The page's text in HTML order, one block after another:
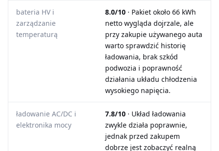
bateria HV i
zarządzanie
temperaturą
8.0/10 · Pakiet około 66 kWh
netto wygląda dojrzale, ale
przy zakupie używanego auta
warto sprawdzić historię
ładowania, brak szkód
podwozia i poprawność
działania układu chłodzenia
wysokiego napięcia.
ładowanie AC/DC i
elektronika mocy
7.8/10 · Układ ładowania
zwykle działa poprawnie,
jednak przed zakupem
dobrze jest zobaczyć realną